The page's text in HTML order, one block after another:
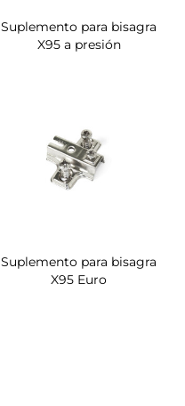
Suplemento para bisagra
X95 a presión
Suplemento para bisagra
X95 Euro